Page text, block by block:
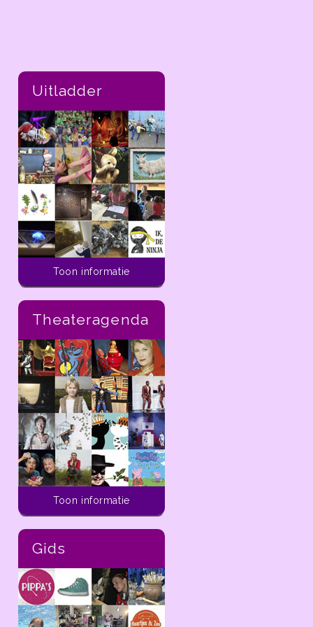
Uitladder
Toon informatie
Activiteiten voor kinderen
In de ladder van
dekleineladder.nl vind je
alle activiteiten die je
in de toekomst kunt doen
met kinderen van 0 t/m 12
jaar in de regio Haarlem.
In deladdervan
Theateragenda
Toon informatie
Gids